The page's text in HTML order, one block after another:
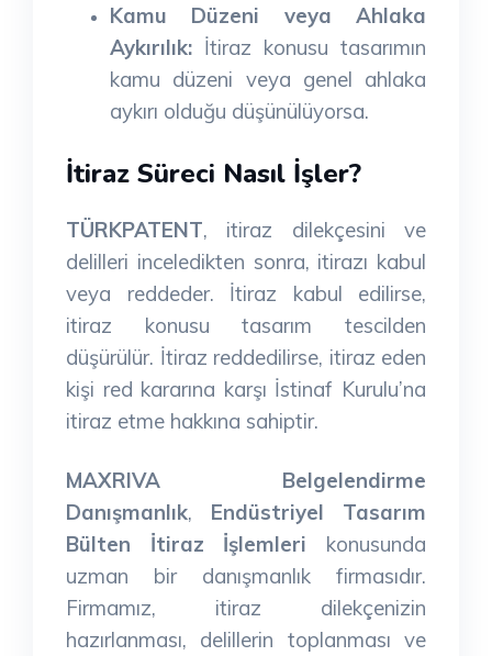
Kamu Düzeni veya Ahlaka
Aykırılık: İtiraz konusu tasarımın
kamu düzeni veya genel ahlaka
aykırı olduğu düşünülüyorsa.
İtiraz Süreci Nasıl İşler?
TÜRKPATENT, itiraz dilekçesini ve
delilleri inceledikten sonra, itirazı kabul
veya reddeder. İtiraz kabul edilirse,
itiraz konusu tasarım tescilden
düşürülür. İtiraz reddedilirse, itiraz eden
kişi red kararına karşı İstinaf Kurulu’na
itiraz etme hakkına sahiptir.
MAXRIVA Belgelendirme
Danışmanlık, Endüstriyel Tasarım
Bülten İtiraz İşlemleri konusunda
uzman bir danışmanlık firmasıdır.
Firmamız, itiraz dilekçenizin
hazırlanması, delillerin toplanması ve